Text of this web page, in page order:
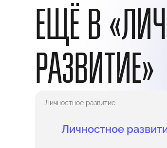
ЕЩЁ В
РАЗВИТИЕ»
Личностное
Личностное развитие